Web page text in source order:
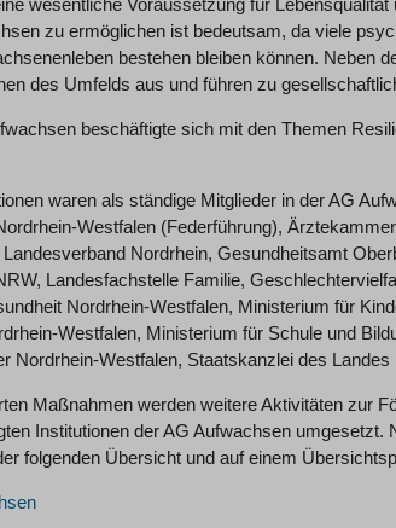
wesentliche Voraussetzung für
zu ermöglichen ist bedeutsam, da viele
bestehen bleiben können. Neben
des Umfelds aus und führen zu
beschäftigte sich mit den Themen
waren als ständige Mitglieder in der AG
Westfalen (Federführung),
Nordrhein, Gesundheitsamt
Landesfachstelle Familie,
Nordrhein-Westfalen, Ministerium für
Westfalen, Ministerium für Schule und
Nordrhein-Westfalen, Staatskanzlei des Landes
Maßnahmen werden weitere Aktivitäten zur
Institutionen der AG Aufwachsen
folgenden Übersicht und auf einem